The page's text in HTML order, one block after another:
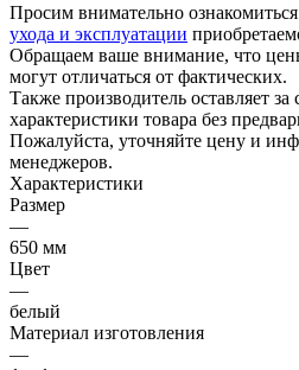
Просим внимательно
ухода и эксплуатации
Обращаем ваше внимание, что
могут отличаться от фактических.
Также производитель оставляет
характеристики товара без
Пожалуйста, уточняйте цену и
менеджеров.
Характеристики
Размер
—
650 мм
Цвет
—
белый
Материал изготовления
—